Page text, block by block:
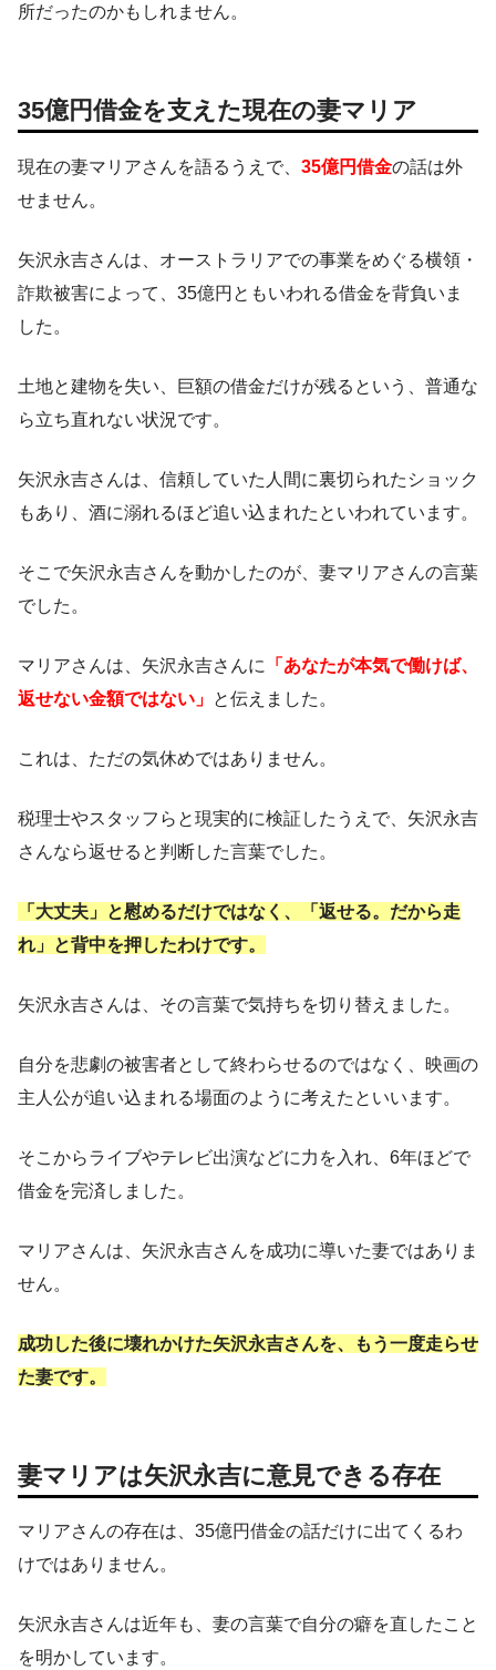
所だったのかもしれません。
35億円借金を支えた現在の妻マリア
現在の妻マリアさんを語るうえで、 35億円借金の話は外
せません。
矢沢永吉さんは、オーストラリアでの事業をめぐる横領・
詐欺被害によって、35億円ともいわれる借金を背負いま
した。
土地と建物を失い、巨額の借金だけが残るという、普通な
ら立ち直れない状況です。
矢沢永吉さんは、信頼していた人間に裏切られたショック
もあり、酒に溺れるほど追い込まれたといわれています。
そこで矢沢永吉さんを動かしたのが、妻マリアさんの言葉
でした。
マリアさんは、矢沢永吉さんに
「あなたが本気で働けば、
返せない金額ではない」 と伝えました。
これは、ただの気休めではありません。
税理士やスタッフらと現実的に検証したうえで、矢沢永吉
さんなら返せると判断した言葉でした。
「大丈夫」と慰めるだけではなく、「返せる。だから走
れ」と背中を押したわけです。
矢沢永吉さんは、その言葉で気持ちを切り替えました。
自分を悲劇の被害者として終わらせるのではなく、映画の
主人公が追い込まれる場面のように考えたといいます。
そこからライブやテレビ出演などに力を入れ、6年ほどで
借金を完済しました。
マリアさんは、矢沢永吉さんを成功に導いた妻ではありま
せん。
成功した後に壊れかけた矢沢永吉さんを、もう一度走らせ
た妻です。
妻マリアは矢沢永吉に意見できる存在
マリアさんの存在は、35億円借金の話だけに出てくるわ
けではありません。
矢沢永吉さんは近年も、妻の言葉で自分の癖を直したこと
を明かしています。